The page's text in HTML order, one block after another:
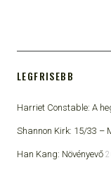
LEGFRISEBB
Harriet Constable: A
Shannon Kirk: 15/33 ​–
Han Kang: Növényevő